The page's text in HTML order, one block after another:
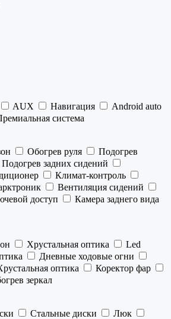
AUX Навигация
Android auto
система
Обогрев руля
Подогрев
Подогрев задних сидений
Климат-контроль
Вентиляция сидений
доступ
Камера заднего вида
Хрустальная оптика
Led
Дневные ходовые огни
оптика
Коректор фар
зеркал
Стальные диски
Люк